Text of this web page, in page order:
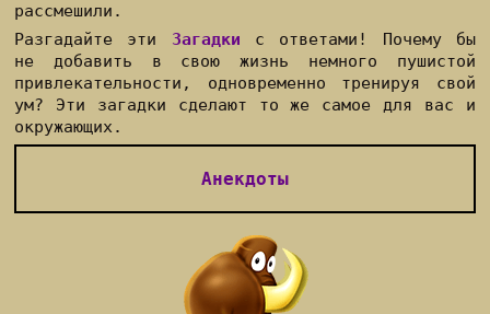
рассмешили.
Разгадайте эти Загадки с ответами! Почему бы
не добавить в свою жизнь немного пушистой
привлекательности, одновременно тренируя свой
ум? Эти загадки сделают то же самое для вас и
окружающих.
Анекдоты